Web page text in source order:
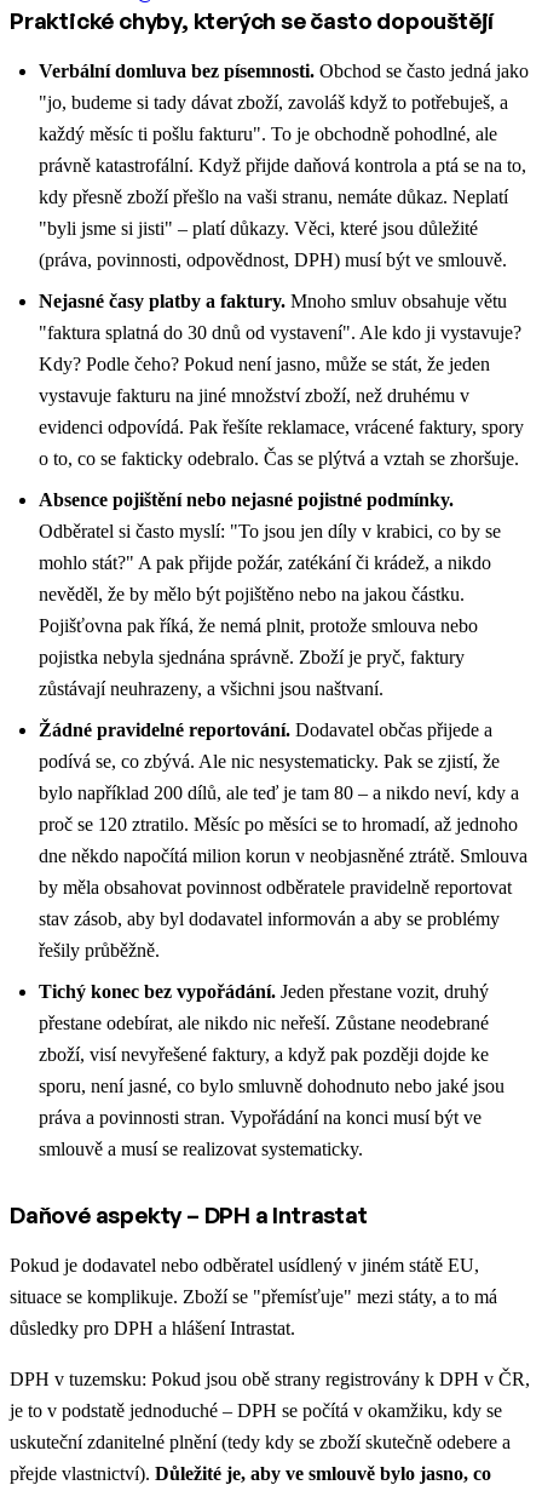
Praktické chyby, kterých se často dopouštějí
Verbální domluva bez písemnosti. Obchod se často jedná jako
"jo, budeme si tady dávat zboží, zavoláš když to potřebuješ, a
každý měsíc ti pošlu fakturu". To je obchodně pohodlné, ale
právně katastrofální. Když přijde daňová kontrola a ptá se na to,
kdy přesně zboží přešlo na vaši stranu, nemáte důkaz. Neplatí
"byli jsme si jisti" – platí důkazy. Věci, které jsou důležité
(práva, povinnosti, odpovědnost, DPH) musí být ve smlouvě.
Nejasné časy platby a faktury. Mnoho smluv obsahuje větu
"faktura splatná do 30 dnů od vystavení". Ale kdo ji vystavuje?
Kdy? Podle čeho? Pokud není jasno, může se stát, že jeden
vystavuje fakturu na jiné množství zboží, než druhému v
evidenci odpovídá. Pak řešíte reklamace, vrácené faktury, spory
o to, co se fakticky odebralo. Čas se plýtvá a vztah se zhoršuje.
Absence pojištění nebo nejasné pojistné podmínky.
Odběratel si často myslí: "To jsou jen díly v krabici, co by se
mohlo stát?" A pak přijde požár, zatékání či krádež, a nikdo
nevěděl, že by mělo být pojištěno nebo na jakou částku.
Pojišťovna pak říká, že nemá plnit, protože smlouva nebo
pojistka nebyla sjednána správně. Zboží je pryč, faktury
zůstávají neuhrazeny, a všichni jsou naštvaní.
Žádné pravidelné reportování. Dodavatel občas přijede a
podívá se, co zbývá. Ale nic nesystematicky. Pak se zjistí, že
bylo například 200 dílů, ale teď je tam 80 – a nikdo neví, kdy a
proč se 120 ztratilo. Měsíc po měsíci se to hromadí, až jednoho
dne někdo napočítá milion korun v neobjasněné ztrátě. Smlouva
by měla obsahovat povinnost odběratele pravidelně reportovat
stav zásob, aby byl dodavatel informován a aby se problémy
řešily průběžně.
Tichý konec bez vypořádání. Jeden přestane vozit, druhý
přestane odebírat, ale nikdo nic neřeší. Zůstane neodebrané
zboží, visí nevyřešené faktury, a když pak později dojde ke
sporu, není jasné, co bylo smluvně dohodnuto nebo jaké jsou
práva a povinnosti stran. Vypořádání na konci musí být ve
smlouvě a musí se realizovat systematicky.
Daňové aspekty – DPH a Intrastat
Pokud je dodavatel nebo odběratel usídlený v jiném státě EU,
situace se komplikuje. Zboží se "přemísťuje" mezi státy, a to má
důsledky pro DPH a hlášení Intrastat.
DPH v tuzemsku: Pokud jsou obě strany registrovány k DPH v ČR,
je to v podstatě jednoduché – DPH se počítá v okamžiku, kdy se
uskuteční zdanitelné plnění (tedy kdy se zboží skutečně odebere a
přejde vlastnictví). Důležité je, aby ve smlouvě bylo jasno, co